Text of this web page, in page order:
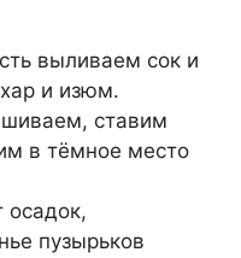
выливаем сок и
и изюм.
ставим
в тёмное место
осадок,
пузырьков